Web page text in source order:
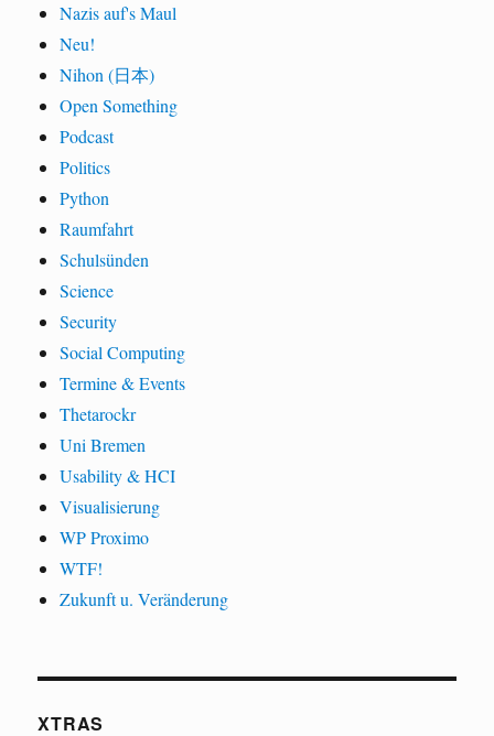
Nazis auf's Maul
Neu!
Nihon (日本)
Open Something
Podcast
Politics
Python
Raumfahrt
Schulsünden
Science
Security
Social Computing
Termine & Events
Thetarockr
Uni Bremen
Usability & HCI
Visualisierung
WP Proximo
WTF!
Zukunft u. Veränderung
XTRAS